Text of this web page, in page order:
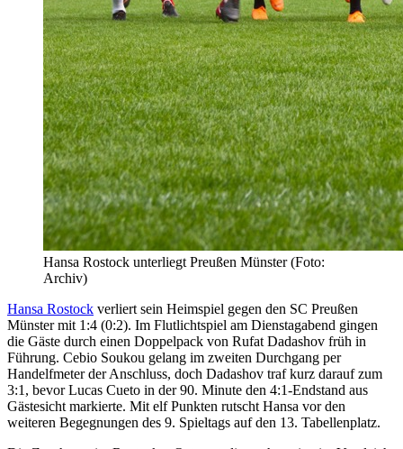
Hansa Rostock unterliegt Preußen Münster (Foto:
Archiv)
Hansa Rostock verliert sein Heimspiel gegen den SC Preußen
Münster mit 1:4 (0:2). Im Flutlichtspiel am Dienstagabend gingen
die Gäste durch einen Doppelpack von Rufat Dadashov früh in
Führung. Cebio Soukou gelang im zweiten Durchgang per
Handelfmeter der Anschluss, doch Dadashov traf kurz darauf zum
3:1, bevor Lucas Cueto in der 90. Minute den 4:1-Endstand aus
Gästesicht markierte. Mit elf Punkten rutscht Hansa vor den
weiteren Begegnungen des 9. Spieltags auf den 13. Tabellenplatz.